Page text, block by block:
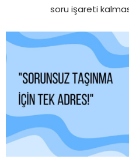
soru işareti